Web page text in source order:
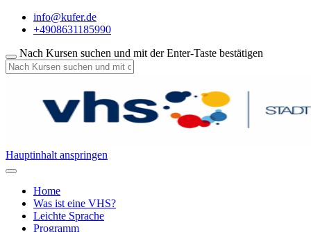
info@kufer.de
+4908631185990
Nach Kursen suchen und mit der Enter-Taste bestätigen
Hauptinhalt anspringen
Home
Was ist eine VHS?
Leichte Sprache
Programm